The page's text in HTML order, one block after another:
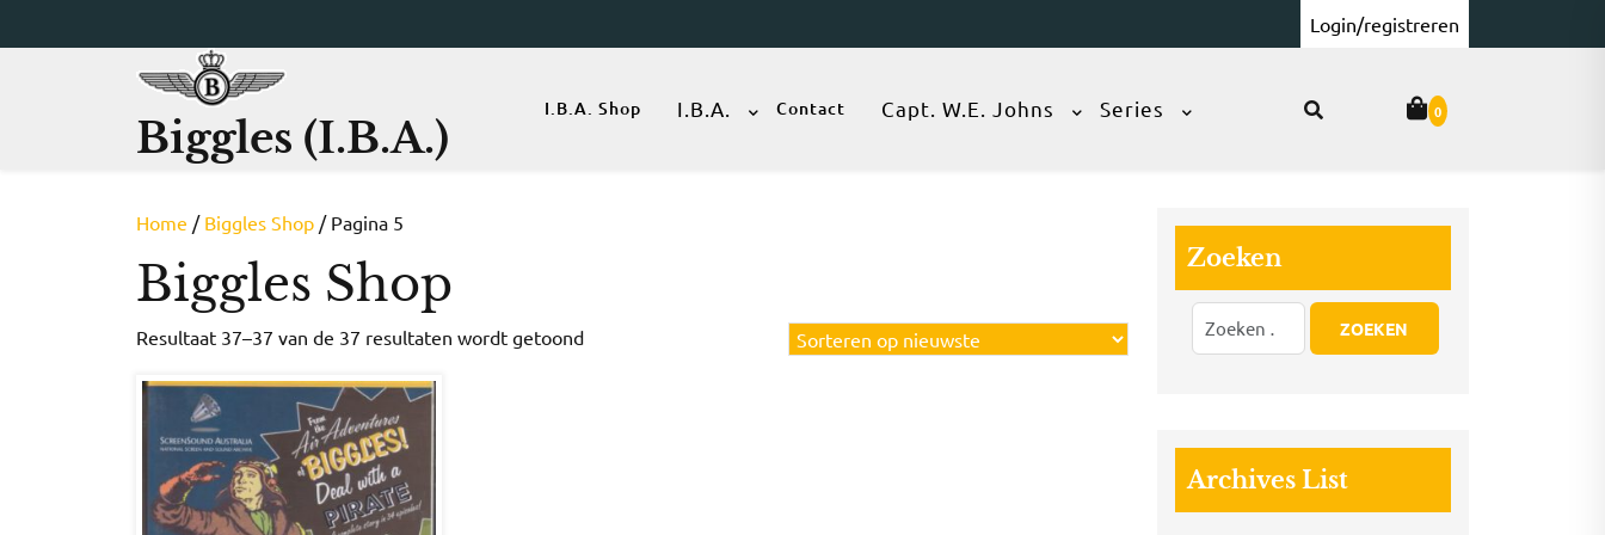
naar
Login/registreren
Biggles (I.B.A.)
I.B.A. Shop I.B.A. Contact Capt. W.E. Johns Series 0
Home / Biggles Shop / Pagina 5
Biggles Shop
Resultaat 37–37 van de 37 resultaten wordt getoondGesorteerd
Zoeken
Archives List